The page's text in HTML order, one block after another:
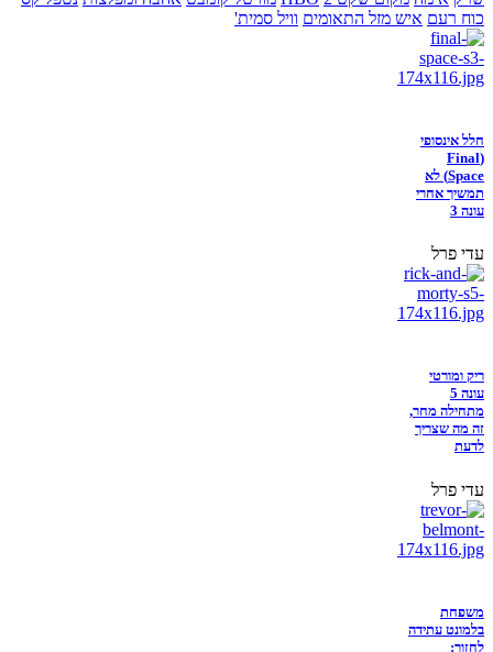
כוח רעם איש מזל התאומים וויל סמית'
חלל אינסופי
(Final
Space) לא
תמשיך אחרי
עונה 3
עדי פרל
ריק ומורטי
עונה 5
מתחילה מחר,
זה מה שצריך
לדעת
עדי פרל
משפחת
בלמונט עתידה
לחזור: